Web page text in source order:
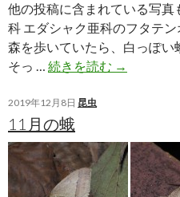
他の投稿に含まれている写
科 エダシャク亜科のフタテ
森を歩いていたら、白っぽ
そっ … 続きを読む 5
の
蛾
→
2019年12月8日 昆虫
11月の蛾